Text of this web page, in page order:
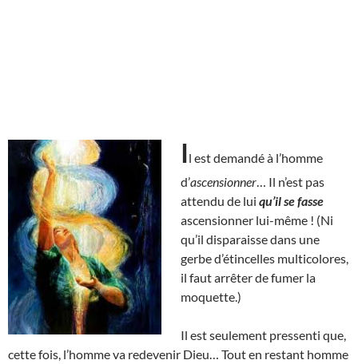
Il est demandé à l’homme
d’ascensionner … Il n’est pas
attendu de lui qu’il se fasse
ascensionner lui-même ! (Ni
qu’il disparaisse dans une
gerbe d’étincelles multicolores,
il faut arrêter de fumer la
moquette.)
Il est seulement pressenti que,
cette fois, l’homme va redevenir Dieu… Tout en restant homme